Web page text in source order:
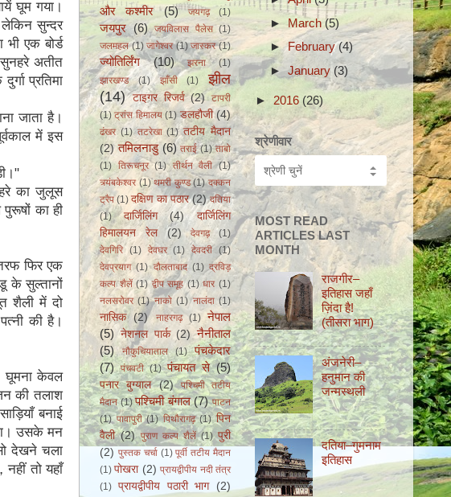
घूम गया।
सुन्दर
भी एक बोर्ड
अतीत
प्रतिमा
जाता है।
में इस
का जुलूस
का ही
फिर एक
के सुल्तानों
शैली में दो
की है।
घूमना केवल
की तलाश
बनाई
उसके मन
देखने चला
तो यहाँ
और कश्मीर
(5) जयगढ़ (1)
जयपुर (6) जयविलास पैलेस (1)
जलमहल (1) जागेश्वर (1) जास्कर (1)
ज्योतिर्लिंग (10) झरना
(1)
झारखण्ड
(1) झाँसी (1)
झील
(14) टाइगर रिजर्व (2) टापरी
(1) ट्रांस हिमालय (1) डलहौजी (4)
ढंखर (1) तटरेखा (1) तटीय मैदान
(2) तमिलनाडु (6) तराई (1) ताबो
(1) तिरूचनूर (1) तीर्थन वैली (1)
त्र्यंबकेश्वर (1) थमरी कुण्ड (1) दक्कन
ट्रैप (1) दक्षिण का पठार (2) दतिया
(1)
दार्जिलिंग (4)
दार्जिलिंग
हिमालयन रेल
(2) देवगढ़
(1)
देवगिरि (1) देवघर (1) देवदरी (1)
देवप्रयाग (1) दौलताबाद (1) द्रविड़
कल्प शैलें (1) द्वीप समूह (1) धार (1)
नलसरोवर (1) नाको (1) नालंदा (1)
नासिक (2) नाहरगढ़ (1) नेपाल
(5) नेशनल पार्क (2) नैनीताल
(5)
नौकुचियाताल (1)
पंचकेदार
(7)
पंचवटी (1) पंचायत से (5)
पनार बुग्याल (2)
पश्चिमी तटीय
मैदान (1) पश्चिमी बंगाल (7) पाटन
(1) पावापुरी (1) पिथौरागढ़ (1) पिन
वैली (2) पुराण कल्प शैलें (1) पुरी
(2) पुस्तक चर्चा (1) पूर्वी तटीय मैदान
(1) पोखरा (2) प्रायद्वीपीय नदी तंत्र
(1) प्रायद्वीपीय पठारी भाग (2)
► March(5)
►February(4)
►January (3)
► 2016 (26)
श्रेणीवार
MOST READ
ARTICLES LAST
MONTH
राजगीर–
इतिहास जहाँ
ज़िंदा हैǃ
(तीसरा भाग)
अंजनेरी–
हनुमान की
जन्मस्थली
दतिया–गुमनाम
इतिहास